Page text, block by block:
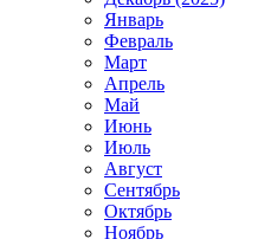
Январь
Февраль
Март
Апрель
Май
Июнь
Июль
Август
Сентябрь
Октябрь
Ноябрь